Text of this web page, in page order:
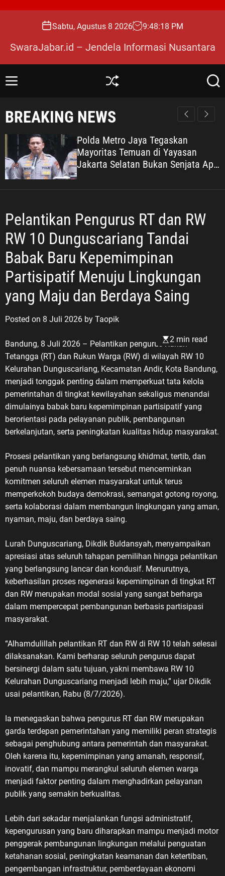
Sabtu, Agustus 8 2026 9:48:19 PM
SwaraJabar.id – Jendela Informasi Nusantara
M
u
S
ff
e
S
r
BREAKING NEWS
Polda Metro Jaya Tegaskan
Mayoritas Temuan di Yayasan
Jakarta Selatan Bukan Senjata Api,
Proses Pendalaman Terus Berjalan
Pelantikan Pengurus RT dan RW
RW 10 Dunguscariang Tandai
Babak Baru Kepemimpinan
Partisipatif Menuju Lingkungan
yang Maju dan Berdaya Saing
Posted on 8 Juli 2026 by Taopik
2 min read
Bandung, 8 Juli 2026 – Pelantikan pengurus Rukun
Tetangga (RT) dan Rukun Warga (RW) di wilayah RW 10
Kelurahan Dunguscariang, Kecamatan Andir, Kota Bandung,
menjadi tonggak penting dalam memperkuat tata kelola
pemerintahan di tingkat kewilayahan sekaligus menandai
dimulainya babak baru kepemimpinan partisipatif yang
berorientasi pada pelayanan publik, pembangunan
berkelanjutan, serta peningkatan kualitas hidup masyarakat.
Prosesi pelantikan yang berlangsung khidmat, tertib, dan
penuh nuansa kebersamaan tersebut mencerminkan
komitmen seluruh elemen masyarakat untuk terus
memperkokoh budaya demokrasi, semangat gotong royong,
serta kolaborasi dalam membangun lingkungan yang aman,
nyaman, maju, dan berdaya saing.
Lurah Dunguscariang, Dikdik Buldansyah, menyampaikan
apresiasi atas seluruh tahapan pemilihan hingga pelantikan
yang berlangsung lancar dan kondusif. Menurutnya,
keberhasilan proses regenerasi kepemimpinan di tingkat RT
dan RW merupakan modal sosial yang sangat berharga
dalam mempercepat pembangunan berbasis partisipasi
masyarakat.
“Alhamdulillah pelantikan RT dan RW di RW 10 telah selesai
dilaksanakan. Kami berharap seluruh pengurus dapat
bersinergi dalam satu tujuan, yakni membawa RW 10
Kelurahan Dunguscariang menjadi lebih maju,” ujar Dikdik
usai pelantikan, Rabu (8/7/2026).
Ia menegaskan bahwa pengurus RT dan RW merupakan
garda terdepan pemerintahan yang memiliki peran strategis
sebagai penghubung antara pemerintah dan masyarakat.
Oleh karena itu, kepemimpinan yang amanah, responsif,
inovatif, dan mampu merangkul seluruh elemen warga
menjadi faktor penting dalam menghadirkan pelayanan
publik yang semakin berkualitas.
Lebih dari sekadar menjalankan fungsi administratif,
kepengurusan yang baru diharapkan mampu menjadi motor
penggerak pembangunan lingkungan melalui penguatan
ketahanan sosial, peningkatan keamanan dan ketertiban,
pengembangan infrastruktur, pemberdayaan ekonomi